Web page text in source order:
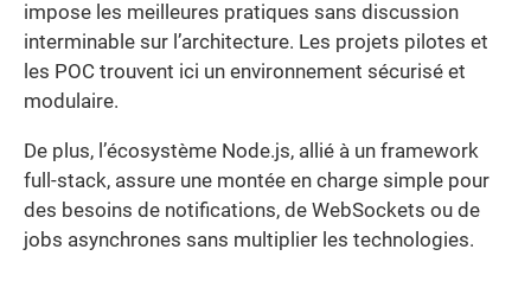
impose les meilleures pratiques sans discussion
interminable sur l’architecture. Les projets pilotes et
les POC trouvent ici un environnement sécurisé et
modulaire.
De plus, l’écosystème Node.js, allié à un framework
full-stack, assure une montée en charge simple pour
des besoins de notifications, de WebSockets ou de
jobs asynchrones sans multiplier les technologies.